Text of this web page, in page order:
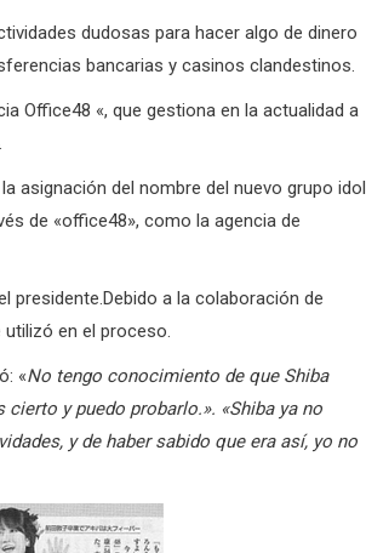
dudosas para hacer algo de dinero
bancarias y casinos clandestinos.
Office48 «, que gestiona en la actualidad a
asignación del nombre del nuevo grupo idol
de «office48», como la agencia de
presidente.Debido a la colaboración de
utilizó en el proceso.
«No tengo conocimiento de que Shiba
y puedo probarlo.». «Shiba ya no
y de haber sabido que era así, yo no